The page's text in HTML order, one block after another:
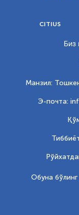
CITIUS
Биз
Манзил:
Э-почта:
Обуна